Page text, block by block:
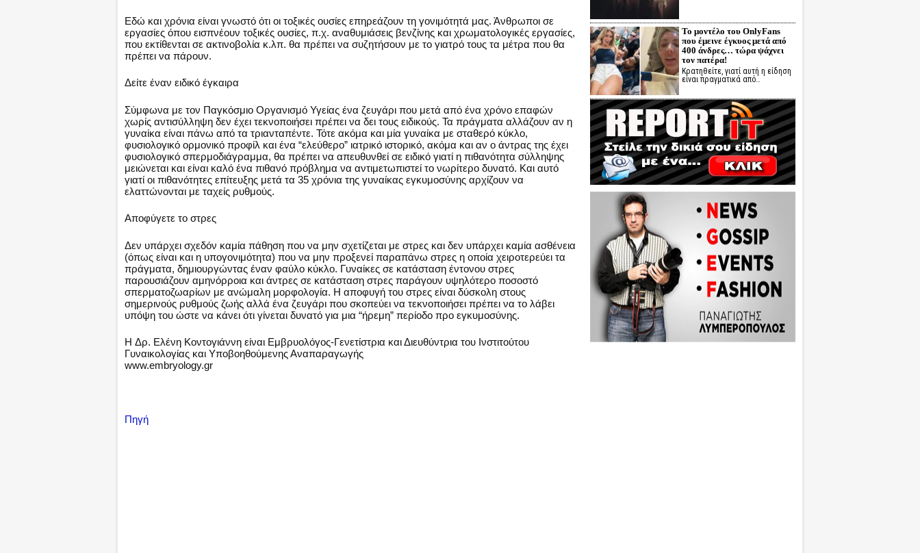
Εδώ και χρόνια είναι γνωστό ότι οι τοξικές ουσίες επηρεάζουν τη γονιμότητά μας. Άνθρωποι σε
εργασίες όπου εισπνέουν τοξικές ουσίες, π.χ. αναθυμιάσεις βενζίνης και χρωματολογικές εργασίες,
που εκτίθενται σε ακτινοβολία κ.λπ. θα πρέπει να συζητήσουν με το γιατρό τους τα μέτρα που θα
πρέπει να πάρουν.
Δείτε έναν ειδικό έγκαιρα
Σύμφωνα με τον Παγκόσμιο Οργανισμό Υγείας ένα ζευγάρι που μετά από ένα χρόνο επαφών
χωρίς αντισύλληψη δεν έχει τεκνοποιήσει πρέπει να δει τους ειδικούς. Τα πράγματα αλλάζουν αν η
γυναίκα είναι πάνω από τα τριανταπέντε. Τότε ακόμα και μία γυναίκα με σταθερό κύκλο,
φυσιολογικό ορμονικό προφίλ και ένα “ελεύθερο” ιατρικό ιστορικό, ακόμα και αν ο άντρας της έχει
φυσιολογικό σπερμοδιάγραμμα, θα πρέπει να απευθυνθεί σε ειδικό γιατί η πιθανότητα σύλληψης
μειώνεται και είναι καλό ένα πιθανό πρόβλημα να αντιμετωπιστεί το νωρίτερο δυνατό. Και αυτό
γιατί οι πιθανότητες επίτευξης μετά τα 35 χρόνια της γυναίκας εγκυμοσύνης αρχίζουν να
ελαττώνονται με ταχείς ρυθμούς.
Αποφύγετε το στρες
Δεν υπάρχει σχεδόν καμία πάθηση που να μην σχετίζεται με στρες και δεν υπάρχει καμία ασθένεια
(όπως είναι και η υπογονιμότητα) που να μην προξενεί παραπάνω στρες η οποία χειροτερεύει τα
πράγματα, δημιουργώντας έναν φαύλο κύκλο. Γυναίκες σε κατάσταση έντονου στρες
παρουσιάζουν αμηνόρροια και άντρες σε κατάσταση στρες παράγουν υψηλότερο ποσοστό
σπερματοζωαρίων με ανώμαλη μορφολογία. Η αποφυγή του στρες είναι δύσκολη στους
σημερινούς ρυθμούς ζωής αλλά ένα ζευγάρι που σκοπεύει να τεκνοποιήσει πρέπει να το λάβει
υπόψη του ώστε να κάνει ότι γίνεται δυνατό για μια “ήρεμη” περίοδο προ εγκυμοσύνης.
H Δρ. Ελένη Κοντογιάννη είναι Εμβρυολόγος-Γενετίστρια και Διευθύντρια του Ινστιτούτου
Γυναικολογίας και Υποβοηθούμενης Αναπαραγωγής
www.embryology.gr
Πηγή
Το μοντέλο του OnlyFans
που έμεινε έγκυος μετά από
400 άνδρες… τώρα ψάχνει
τον πατέρα!
Κρατηθείτε, γιατί αυτή η είδηση
είναι πραγματικά από…